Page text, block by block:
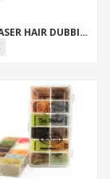
SENYO'S LASER HAIR DUBBING SORTIMENT